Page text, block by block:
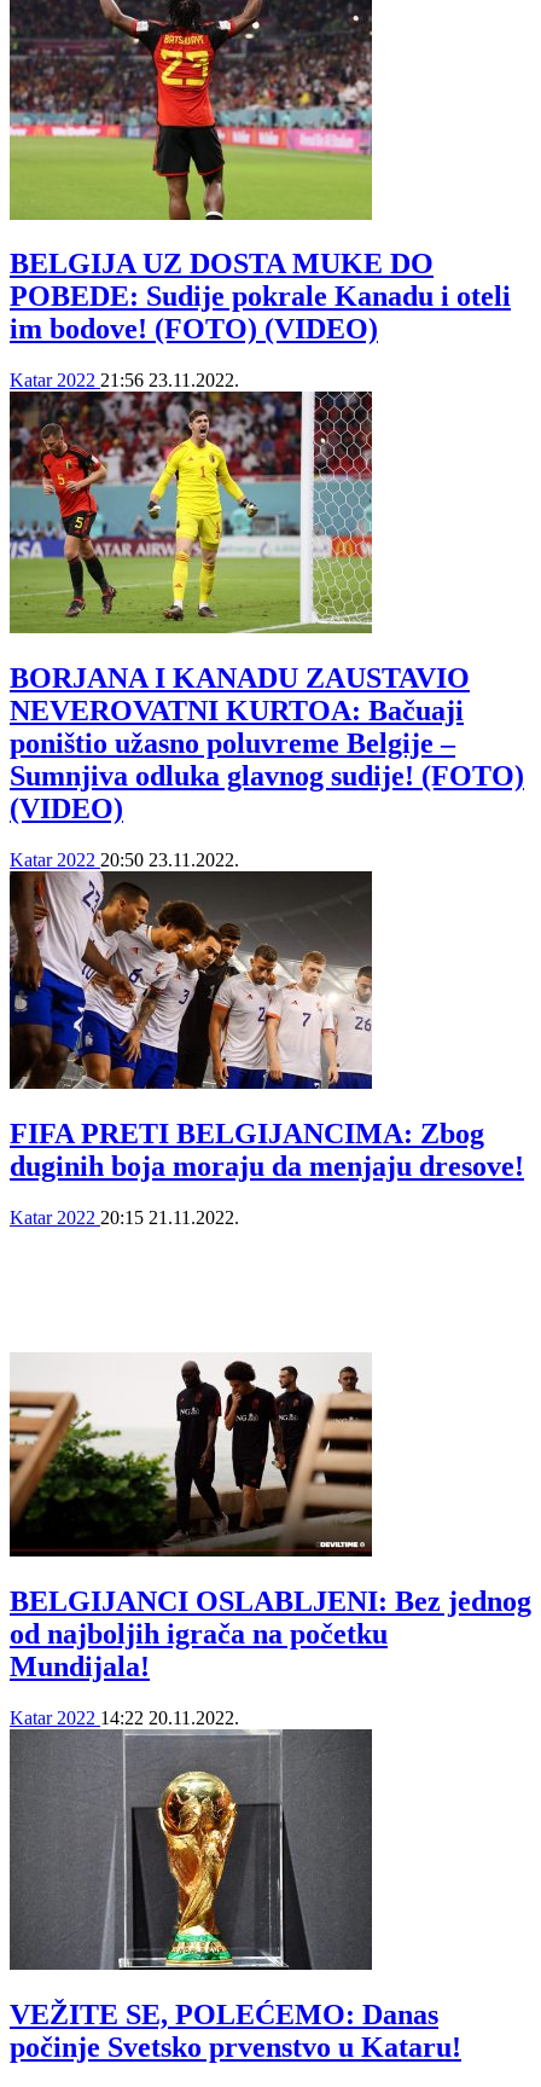
BELGIJA UZ DOSTA MUKE DO
POBEDE: Sudije pokrale Kanadu i oteli
im bodove! (FOTO) (VIDEO)
Katar 2022 21:56 23.11.2022.
BORJANA I KANADU ZAUSTAVIO
NEVEROVATNI KURTOA: Bačuaji
poništio užasno poluvreme Belgije –
Sumnjiva odluka glavnog sudije! (FOTO)
(VIDEO)
Katar 2022 20:50 23.11.2022.
FIFA PRETI BELGIJANCIMA: Zbog
duginih boja moraju da menjaju dresove!
Katar 2022 20:15 21.11.2022.
BELGIJANCI OSLABLJENI: Bez jednog
od najboljih igrača na početku
Mundijala!
Katar 2022 14:22 20.11.2022.
VEŽITE SE, POLEĆEMO: Danas
počinje Svetsko prvenstvo u Kataru!